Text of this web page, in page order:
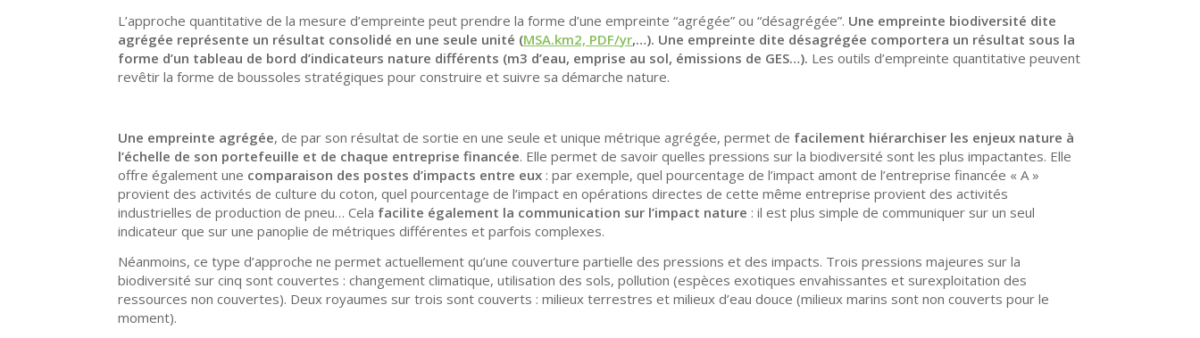
L’approche quantitative de la mesure d’empreinte peut prendre la forme d’une empreinte “agrégée” ou “désagrégée”. Une empreinte biodiversité dite
agrégée représente un résultat consolidé en une seule unité (MSA.km2, PDF/yr,…). Une empreinte dite désagrégée comportera un résultat sous la
forme d’un tableau de bord d’indicateurs nature différents (m3 d’eau, emprise au sol, émissions de GES…). Les outils d’empreinte quantitative peuvent
revêtir la forme de boussoles stratégiques pour construire et suivre sa démarche nature.
Une empreinte agrégée, de par son résultat de sortie en une seule et unique métrique agrégée, permet de facilement hiérarchiser les enjeux nature à
l’échelle de son portefeuille et de chaque entreprise financée. Elle permet de savoir quelles pressions sur la biodiversité sont les plus impactantes. Elle
offre également une comparaison des postes d’impacts entre eux : par exemple, quel pourcentage de l’impact amont de l’entreprise financée « A »
provient des activités de culture du coton, quel pourcentage de l’impact en opérations directes de cette même entreprise provient des activités
industrielles de production de pneu… Cela facilite également la communication sur l’impact nature : il est plus simple de communiquer sur un seul
indicateur que sur une panoplie de métriques différentes et parfois complexes.
Néanmoins, ce type d’approche ne permet actuellement qu’une couverture partielle des pressions et des impacts. Trois pressions majeures sur la
biodiversité sur cinq sont couvertes : changement climatique, utilisation des sols, pollution (espèces exotiques envahissantes et surexploitation des
ressources non couvertes). Deux royaumes sur trois sont couverts : milieux terrestres et milieux d’eau douce (milieux marins sont non couverts pour le
moment).